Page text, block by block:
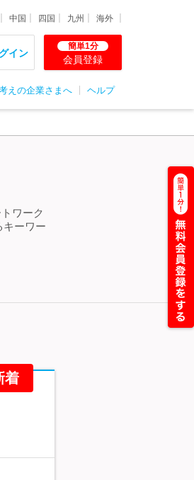
中国 四国 九州 海外
イン
簡単1分
会員登録
えの企業さまへ ヘルプ
ワーク
キーワー
着